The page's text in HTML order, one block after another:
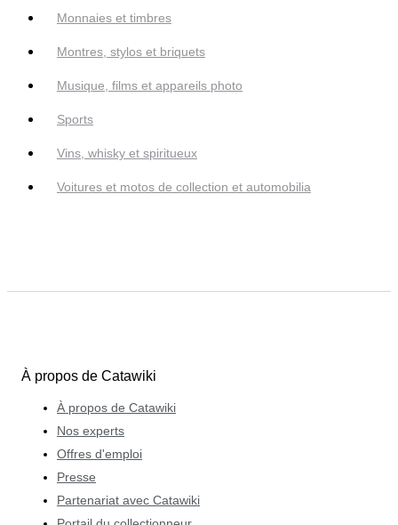
Monnaies et timbres
Montres, stylos et briquets
Musique, films et appareils photo
Sports
Vins, whisky et spiritueux
Voitures et motos de collection et automobilia
À propos de Catawiki
À propos de Catawiki
Nos experts
Offres d'emploi
Presse
Partenariat avec Catawiki